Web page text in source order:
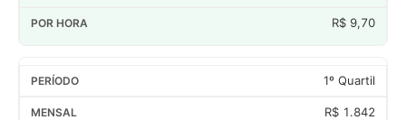
R$ 9,70
1º Quartil
R$ 1.842